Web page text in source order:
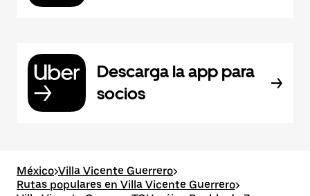
Descarga la app para
socios
México>Villa Vicente Guerrero>
Rutas populares en Villa Vicente Guerrero>